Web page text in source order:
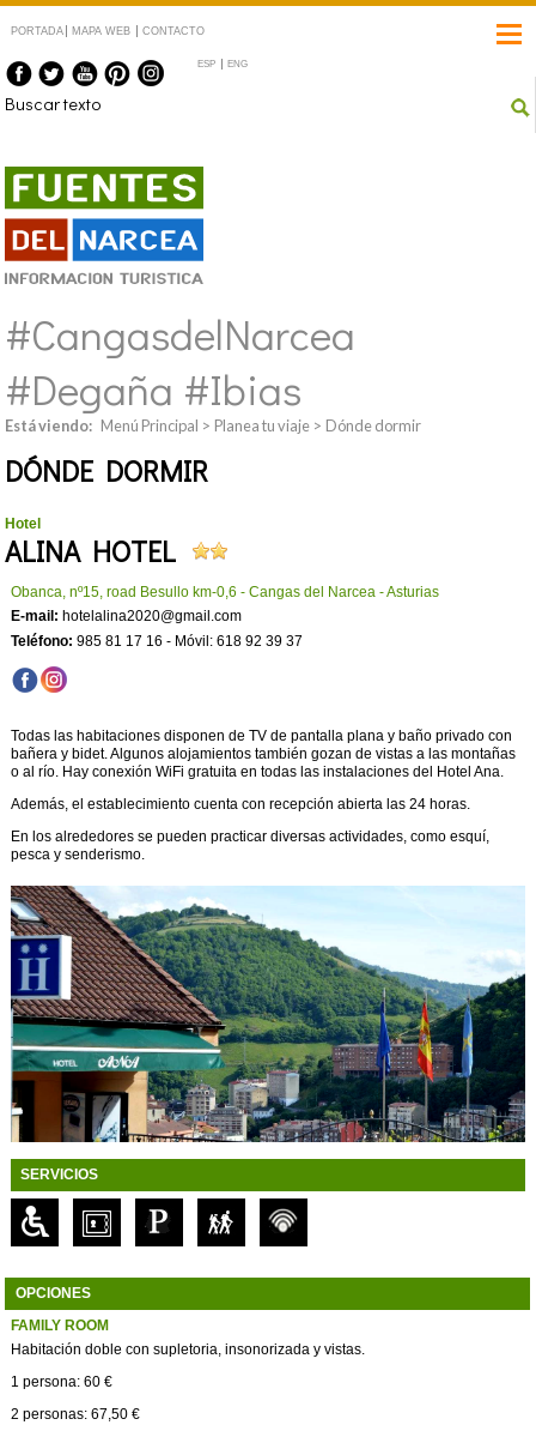
PORTADA MAPA WEB CONTACTO
ESP ENG
Fuentes del Narcea
#CangasdelNarcea
#Degaña #Ibias
Está viendo: Menú Principal > Planea tu viaje > Dónde dormir
DÓNDE DORMIR
Hotel
ALINA HOTEL
Obanca, nº15, road Besullo km-0,6 - Cangas del Narcea - Asturias
E-mail: hotelalina2020@gmail.com
Teléfono: 985 81 17 16 - Móvil: 618 92 39 37
Todas las habitaciones disponen de TV de pantalla plana y baño privado con
bañera y bidet. Algunos alojamientos también gozan de vistas a las montañas
o al río. Hay conexión WiFi gratuita en todas las instalaciones del Hotel Ana.
Además, el establecimiento cuenta con recepción abierta las 24 horas.
En los alrededores se pueden practicar diversas actividades, como esquí,
pesca y senderismo.
SERVICIOS
OPCIONES
FAMILY ROOM
Habitación doble con supletoria, insonorizada y vistas.
1 persona: 60 €
2 personas: 67,50 €